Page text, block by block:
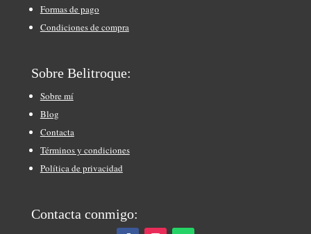
Formas de pago
Condiciones de compra
Sobre Belitroque:
Sobre mí
Blog
Contacta
Términos y condiciones
Política de privacidad
Contacta conmigo: